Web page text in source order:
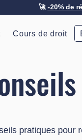
🚀-20% de
Cours de droit
pratiques pour